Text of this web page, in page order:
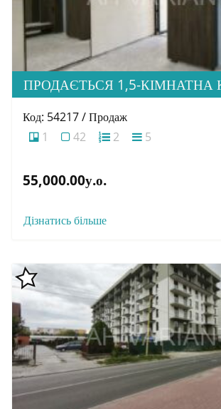
Код: 54217 / Продаж
1
42 2 5
55,000.00у.о.
Дізнатись більше